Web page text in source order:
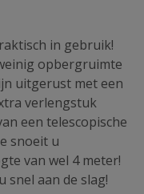
in gebruik!
opbergruimte
uitgerust met een
verlengstuk
een telescopische
snoeit u
van wel 4 meter!
snel aan de slag!